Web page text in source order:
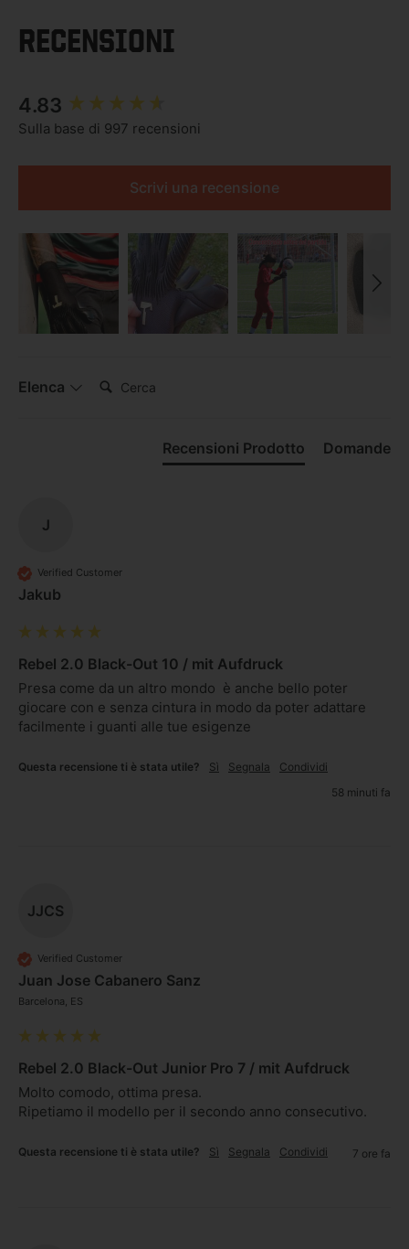
RECENSIONI
4.83
Sulla base di 997 recensioni
Scrivi una recensione
Elenca Cerca:
Recensioni Prodotto Domande
J
Verified Customer
Jakub
Rebel 2.0 Black-Out 10 / mit Aufdruck
Presa come da un altro mondo  è anche bello poter
giocare con e senza cintura in modo da poter adattare
facilmente i guanti alle tue esigenze
Questa recensione ti è stata utile? Sì Segnala
Condividi
58 minuti fa
JJCS
Verified Customer
Juan Jose Cabanero Sanz
Barcelona, ES
Rebel 2.0 Black-Out Junior Pro 7 / mit Aufdruck
Molto comodo, ottima presa.
Ripetiamo il modello per il secondo anno consecutivo.
Questa recensione ti è stata utile? Sì Segnala Condividi 7 ore fa
New content loaded